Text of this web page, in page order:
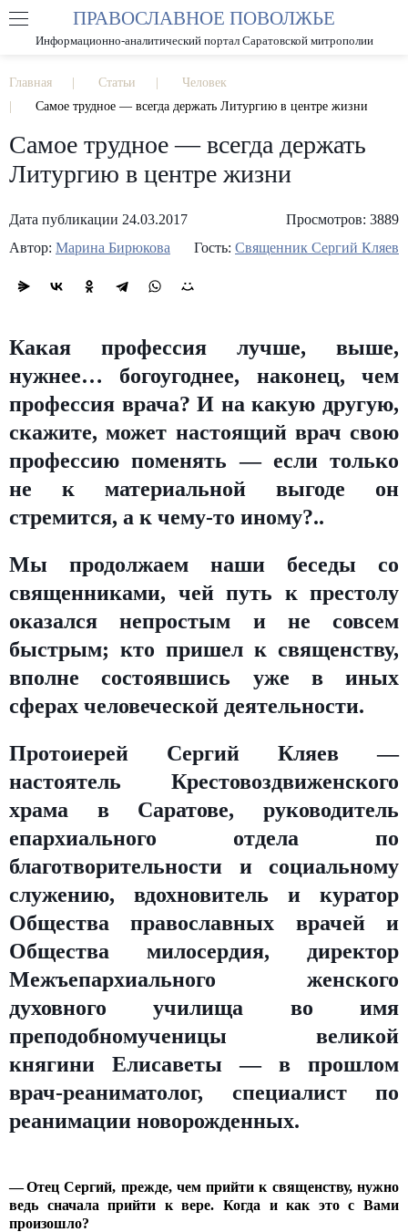
РАЗМЕР ШРИФТА А А
ПРАВОСЛАВНОЕ ПОВОЛЖЬЕ
Информационно-аналитический портал Саратовской митрополии
Главная Статьи
Человек
Самое трудное — всегда держать Литургию в центре жизни
Самое трудное — всегда держать
Литургию в центре жизни
Дата публикации 24.03.2017
Просмотров: 3889
Автор: Марина Бирюкова Гость: Священник Сергий Кляев
Какая профессия лучше, выше,
нужнее… богоугоднее, наконец, чем
профессия врача? И на какую другую,
скажите, может настоящий врач свою
профессию поменять — если только
не к материальной выгоде он
стремится, а к чему-то иному?..
Мы продолжаем наши беседы со
священниками, чей путь к престолу
оказался непростым и не совсем
быстрым; кто пришел к священству,
вполне состоявшись уже в иных
сферах человеческой деятельности.
Протоиерей Сергий Кляев —
настоятель Крестовоздвиженского
храма в Саратове, руководитель
епархиального отдела по
благотворительности и социальному
служению, вдохновитель и куратор
Общества православных врачей и
Общества милосердия, директор
Межъепархиального женского
духовного училища во имя
преподобномученицы великой
княгини Елисаветы — в прошлом
врач-реаниматолог, специалист по
реанимации новорожденных.
— Отец Сергий, прежде, чем прийти к священству, нужно
ведь сначала прийти к вере. Когда и как это с Вами
произошло?